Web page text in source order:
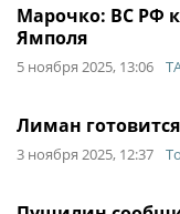
Марочко: ВС РФ
Ямполя
5 ноября 2025, 13:06
Лиман
3 ноября 2025, 12:37